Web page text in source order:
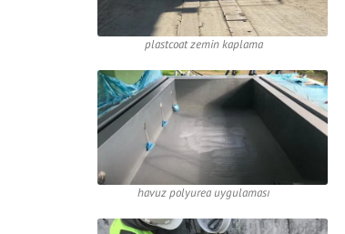
plastcoat zemin kaplama
havuz polyurea uygulaması